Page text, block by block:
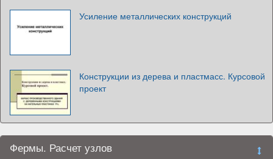
Усиление металлических конструкций
Конструкции из дерева и пластмасс. Курсовой
проект
Фермы. Расчет узлов